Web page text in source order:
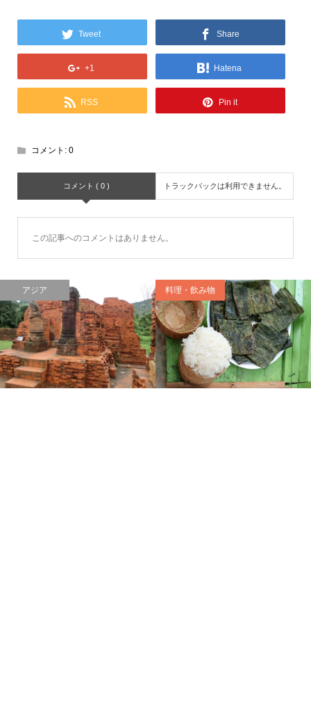
Tweet Share
+1 Hatena
RSS Pin it
コメント: 0
コメント ( 0 ) トラックバックは利用できません。
この記事へのコメントはありません。
アジア 料理・飲み物